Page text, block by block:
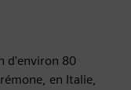
d'environ 80
en Italie,